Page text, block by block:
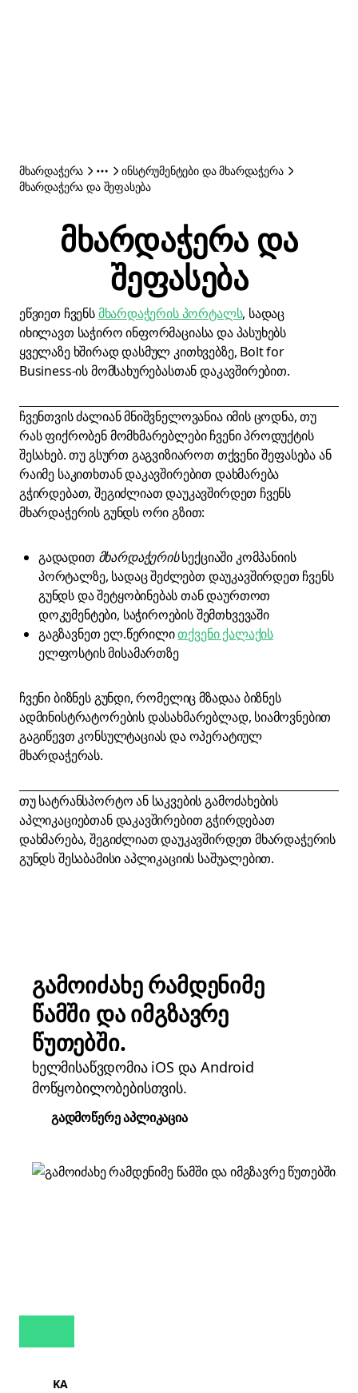
მხარდაჭერა
ინსტრუმენტები და მხარდაჭერა
მხარდაჭერა და შეფასება
მხარდაჭერა და
შეფასება
ეწვიეთ ჩვენსმხარდაჭერის პორტალს, სადაც
იხილავთ საჭირო ინფორმაციასა და პასუხებს
ყველაზე ხშირად დასმულ კითხვებზე, Bolt for
Business-ის მომსახურებასთან დაკავშირებით.
ჩვენთვის ძალიან მნიშვნელოვანია იმის ცოდნა, თუ
რას ფიქრობენ მომხმარებლები ჩვენი პროდუქტის
შესახებ. თუ გსურთ გაგვიზიაროთ თქვენი შეფასება ან
რაიმე საკითხთან დაკავშირებით დახმარება
გჭირდებათ, შეგიძლიათ დაუკავშირდეთ ჩვენს
მხარდაჭერის გუნდს ორი გზით:
გადადით მხარდაჭერისსექციაში კომპანიის
პორტალზე, სადაც შეძლებთ დაუკავშირდეთ ჩვენს
გუნდს და შეტყობინებას თან დაურთოთ
დოკუმენტები, საჭიროების შემთხვევაში
გაგზავნეთ ელ.წერილითქვენი ქალაქის
ელფოსტის მისამართზე
ჩვენი ბიზნეს გუნდი, რომელიც მზადაა ბიზნეს
ადმინისტრატორების დასახმარებლად, სიამოვნებით
გაგიწევთ კონსულტაციას და ოპერატიულ
მხარდაჭერას.
თუ სატრანსპორტო ან საკვების გამოძახების
აპლიკაციებთან დაკავშირებით გჭირდებათ
დახმარება, შეგიძლიათ დაუკავშირდეთ მხარდაჭერის
გუნდს შესაბამისი აპლიკაციის საშუალებით.
გამოიძახე რამდენიმე
წამში და იმგზავრე
წუთებში.
ხელმისაწვდომია iOS და Android
მოწყობილობებისთვის.
გადმოწერე აპლიკაცია
KA